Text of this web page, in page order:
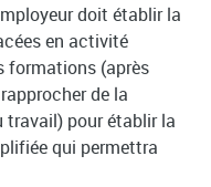
doit établir la
en activité
formations (après
de la
travail) pour établir la
qui permettra